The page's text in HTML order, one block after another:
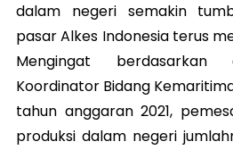
dalam negeri semakin
pasar Alkes Indonesia terus
Mengingat berdasarkan
Koordinator Bidang
tahun anggaran 2021,
produksi dalam negeri